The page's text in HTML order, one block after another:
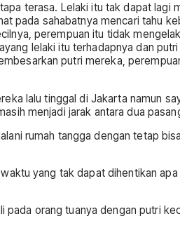
terasa. Lelaki itu tak dapat lagi
pada sahabatnya mencari tahu
perempuan itu tidak
lelaki itu terhadapnya dan
putri mereka,
lalu tinggal di Jakarta namun
menjadi jarak antara dua
rumah tangga dengan tetap
yang tak dapat dihentikan
orang tuanya dengan putri